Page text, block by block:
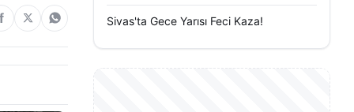
Sivas'ta Gece Yarısı Feci Kaza!